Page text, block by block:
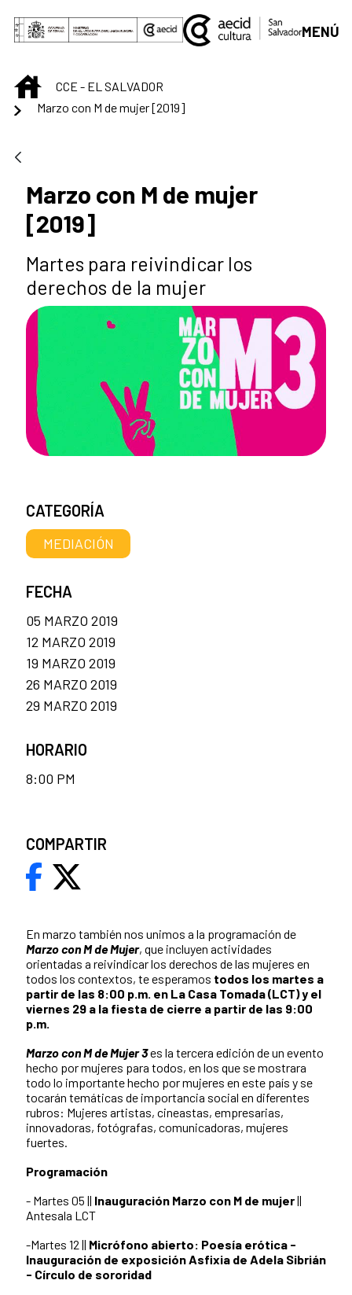
Saltar al contenido principal
MENÚ
INICIOCCE - EL SALVADOR
Marzo con M de mujer [2019]
Marzo con M de mujer
[2019]
Martes para reivindicar los
derechos de la mujer
En marzo también nos unimos a la programación de
Marzo con M de Mujer, que incluyen actividades
orientadas a reivindicar los derechos de las mujeres en
todos los contextos, te esperamos todos los martes a
partir de las 8:00 p.m. en La Casa Tomada (LCT) y el
viernes 29 a la fiesta de cierre a partir de las 9:00
p.m.
Marzo con M de Mujer 3es la tercera edición de un evento
hecho por mujeres para todos, en los que se mostrara
todo lo importante hecho por mujeres en este país y se
tocarán temáticas de importancia social en diferentes
rubros: Mujeres artistas, cineastas, empresarias,
innovadoras, fotógrafas, comunicadoras, mujeres
fuertes.
Programación
- Martes 05 || Inauguración Marzo con M de mujer||
Antesala LCT
-Martes 12 || Micrófono abierto: Poesía erótica -
Inauguración de exposición Asfixia de Adela Sibrián
- Círculo de sororidad
CATEGORÍA
MEDIACIÓN
FECHA
05 MARZO 2019
12 MARZO 2019
19 MARZO 2019
26 MARZO 2019
29 MARZO 2019
HORARIO
8:00 PM
COMPARTIR